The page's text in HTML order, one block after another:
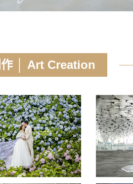
│ Art Creation
愛麗絲
覽攝影作品